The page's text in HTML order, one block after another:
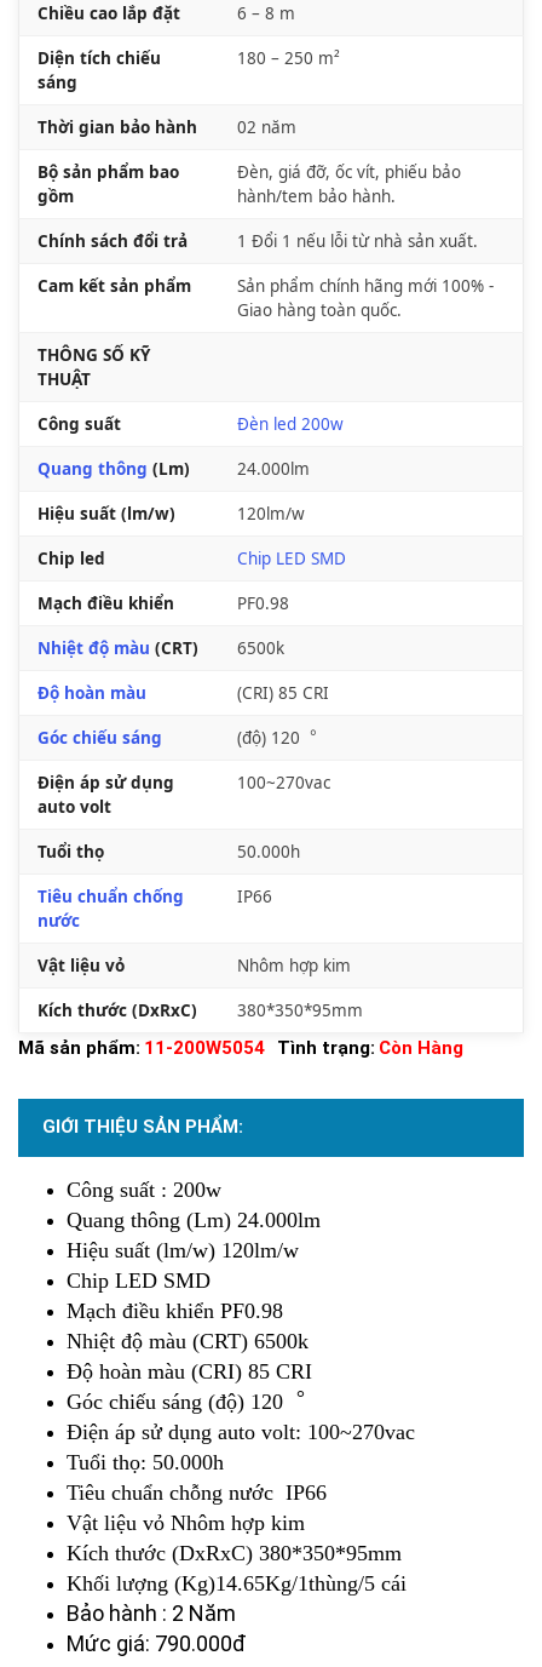
Chiều cao lắp đặt 6 – 8 m
Diện tích chiếu
sáng
180 – 250 m²
Thời gian bảo hành 02 năm
Bộ sản phẩm bao
gồm
Đèn, giá đỡ, ốc vít, phiếu bảo
hành/tem bảo hành.
Chính sách đổi trả 1 Đổi 1 nếu lỗi từ nhà sản xuất.
Cam kết sản phẩm
Sản phẩm chính hãng mới 100% -
Giao hàng toàn quốc.
THÔNG SỐ KỸ
THUẬT
Công suất Đèn led 200w
Quang thông (Lm) 24.000lm
Hiệu suất (lm/w) 120lm/w
Chip led Chip LED SMD
Mạch điều khiển PF0.98
Nhiệt độ màu (CRT) 6500k
Độ hoàn màu (CRI) 85 CRI
Góc chiếu sáng (độ) 120︒
Điện áp sử dụng
auto volt
100~270vac
Tuổi thọ 50.000h
Tiêu chuẩn chống
nước
IP66
Vật liệu vỏ Nhôm hợp kim
Kích thước (DxRxC)
380*350*95mm
Mã sản phẩm: 11-200W5054 Tình trạng: Còn Hàng
GIỚI THIỆU SẢN PHẨM:
Công suất : 200w
Quang thông (Lm) 24.000lm
Hiệu suất (lm/w) 120lm/w
Chip LED SMD
Mạch điều khiển PF0.98
Nhiệt độ màu (CRT) 6500k
Độ hoàn màu (CRI) 85 CRI
Góc chiếu sáng (độ) 120︒
Điện áp sử dụng auto volt: 100~270vac
Tuổi thọ: 50.000h
Tiêu chuẩn chỗng nước IP66
Vật liệu vỏ Nhôm hợp kim
Kích thước (DxRxC) 380*350*95mm
Khối lượng (Kg)14.65Kg/1thùng/5 cái
Bảo hành : 2 Năm
Mức giá: 790.000đ